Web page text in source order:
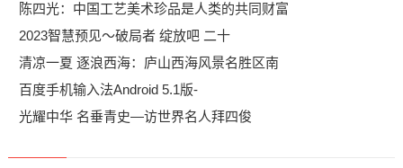
陈四光：中国工艺美术珍品是人类的共同财富
2023智慧预见～破局者 绽放吧 二十
清凉一夏 逐浪西海：庐山西海风景名胜区南
百度手机输入法Android 5.1版-
光耀中华 名垂青史—访世界名人拜四俊